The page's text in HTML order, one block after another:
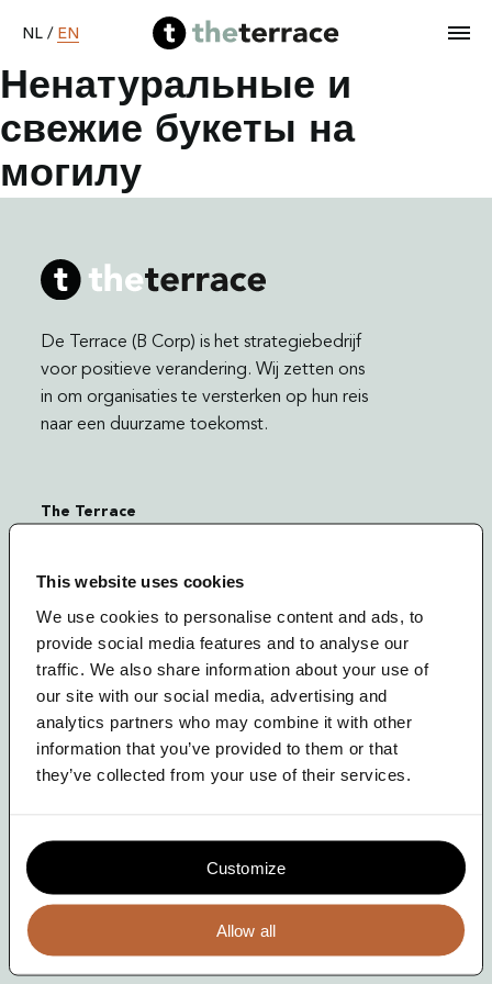
This website uses cookies
We use cookies to personalise content and ads, to
provide social media features and to analyse our
traffic. We also share information about your use of
our site with our social media, advertising and
analytics partners who may combine it with other
information that you’ve provided to them or that
they’ve collected from your use of their services.
Allow all
Customize
NL / EN
Home
Our work
Become B Corp
About
Ненатуральные и
свежие букеты на
могилу
De Terrace (B Corp) is het strategiebedrijf
voor positieve verandering. Wij zetten ons
in om organisaties te versterken op hun reis
naar een duurzame toekomst.
The Terrace
1054 SC Amsterdam
+31 (20) 33 74 271
info@theterrace.nl
Meld je aan!
Volg ons op LinkedIn
The Terrace is EcoVadis Training Partner